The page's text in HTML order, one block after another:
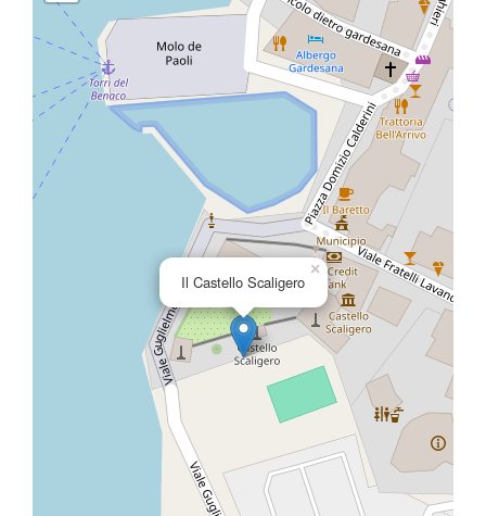
Il Castello Scaligero
×